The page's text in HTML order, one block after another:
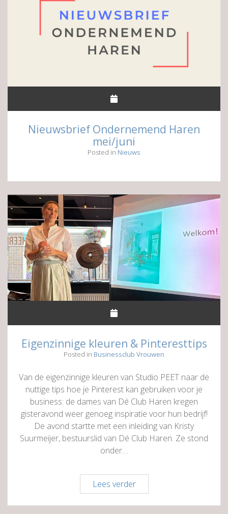
Nieuwsbrief Ondernemend Haren
mei/juni
Posted in Nieuws
Eigenzinnige kleuren & Pinteresttips
Posted in Businessclub Vrouwen
Van de eigenzinnige kleuren van Studio PEET naar de
nuttige tips hoe je Pinterest kan gebruiken voor je
business: de dames van Dé Club Haren kregen
gisteravond weer genoeg inspiratie voor hun bedrijf!
De avond startte met een inleiding van Kristy
Suurmeijer, bestuurslid van Dé Club Haren. Ze stond
onder…
Lees verderEigenzinnige
kleuren
&